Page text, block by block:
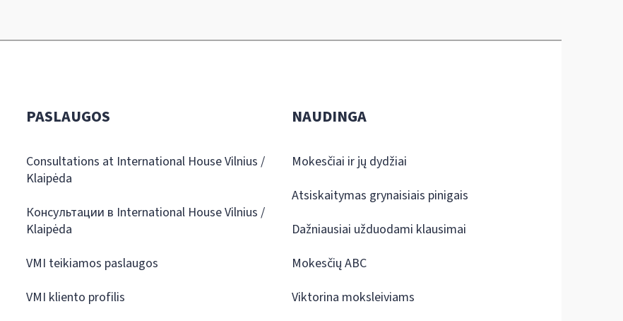
PASLAUGOS
Consultations at International House Vilnius /
Klaipėda
Консультации в International House Vilnius /
Klaipėda
VMI teikiamos paslaugos
VMI kliento profilis
NAUDINGA
Mokesčiai ir jų dydžiai
Atsiskaitymas grynaisiais pinigais
Dažniausiai užduodami klausimai
Mokesčių ABC
Viktorina moksleiviams